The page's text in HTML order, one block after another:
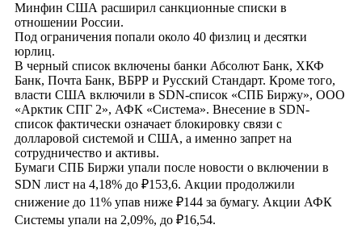
Минфин США расширил санкционные списки в
отношении России.
Под ограничения попали около 40 физлиц и десятки
юрлиц.
В черный список включены банки Абсолют Банк, ХКФ
Банк, Почта Банк, ВБРР и Русский Стандарт. Кроме того,
власти США включили в SDN-список «СПБ Биржу», ООО
«Арктик СПГ 2», АФК «Система». Внесение в SDN-
список фактически означает блокировку связи с
долларовой системой и США, а именно запрет на
сотрудничество и активы.
Бумаги СПБ Биржи упали после новости о включении в
SDN лист на 4,18% до ₽153,6. Акции продолжили
снижение до 11% упав ниже ₽144 за бумагу. Акции АФК
Системы упали на 2,09%, до ₽16,54.